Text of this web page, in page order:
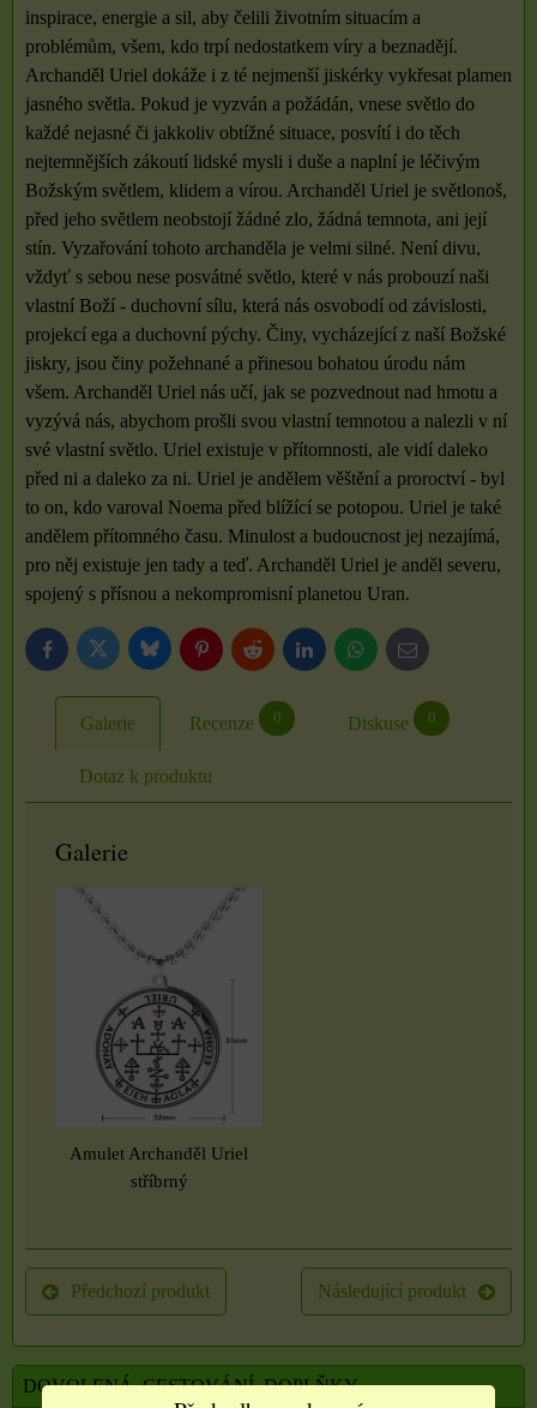
inspirace, energie a sil, aby čelili životním situacím a
problémům, všem, kdo trpí nedostatkem víry a beznadějí.
Archanděl Uriel dokáže i z té nejmenší jiskérky vykřesat plamen
jasného světla. Pokud je vyzván a požádán, vnese světlo do
každé nejasné či jakkoliv obtížné situace, posvítí i do těch
nejtemnějších zákoutí lidské mysli i duše a naplní je léčivým
Božským světlem, klidem a vírou. Archanděl Uriel je světlonoš,
před jeho světlem neobstojí žádné zlo, žádná temnota, ani její
stín. Vyzařování tohoto archanděla je velmi silné. Není divu,
vždyť s sebou nese posvátné světlo, které v nás probouzí naši
vlastní Boží - duchovní sílu, která nás osvobodí od závislosti,
projekcí ega a duchovní pýchy. Činy, vycházející z naší Božské
jiskry, jsou činy požehnané a přinesou bohatou úrodu nám
všem. Archanděl Uriel nás učí, jak se pozvednout nad hmotu a
vyzývá nás, abychom prošli svou vlastní temnotou a nalezli v ní
své vlastní světlo. Uriel existuje v přítomnosti, ale vidí daleko
před ni a daleko za ni. Uriel je andělem věštění a proroctví - byl
to on, kdo varoval Noema před blížící se potopou. Uriel je také
andělem přítomného času. Minulost a budoucnost jej nezajímá,
pro něj existuje jen tady a teď. Archanděl Uriel je anděl severu,
spojený s přísnou a nekompromisní planetou Uran.
FacebookTwitter BlueskyPinterestReddit LinkedInWhatsApp
E-
mail
Galerie Recenze 0 Diskuse 0
Dotaz k produktu
Galerie
Amulet Archanděl Uriel
stříbrný
Předchozí produkt Následující produkt
DOVOLENÁ, CESTOVÁNÍ, DOPLŇKY